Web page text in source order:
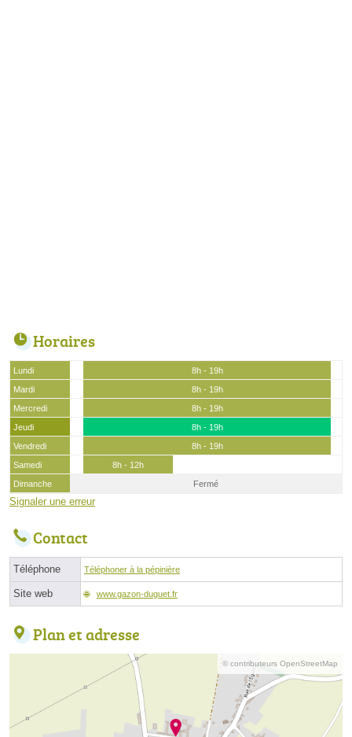
Horaires
Lundi
8h - 19h
Mardi
8h - 19h
Mercredi
8h - 19h
Jeudi
8h - 19h
Vendredi
8h - 19h
Samedi
8h - 12h
Dimanche
Fermé
Signaler une erreur
Contact
Téléphone Téléphoner à la pépinière
Site web www.gazon-duguet.fr
Plan et adresse
© contributeurs OpenStreetMap